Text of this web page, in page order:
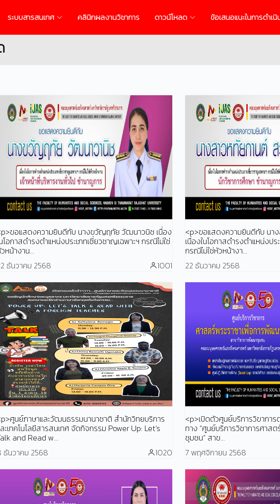
ระบบสารสนเทศ คลินิกผลงานวิชาการ ดาวน์โหลด ข้อเสนอแนะในการดำเ
ขอแสดงความยินดีกับ นางขวัญฤทัย วัฒนาวนิช เนื่อง
โอกาสดำรงตำแหน่งประเภทเชี่ยวชาญเฉพาะฯ กรณีไม่ใช่
หน้างาน...
ธันวาคม 2568
1001
<p>ขอแสดงความยินดีกับ นา
เนื่องในโอกาสดำรงตำแหน่งปร
กรณีไม่ใช่หัวหน้างา...
22 ธันวาคม 2568
ศูนย์ภาษาและวัฒนธรรมนานาชาติ สำนักวิทยบริการ
ะเทคโนโลยีสารสนเทศ จัดกิจกรรม Power Up: Let’s
and Read w...
ธันวาคม 2568
1020
<p>เปิดตัวศูนย์บริการวิขากา
ทาง "ศูนย์บริการวิชาการศาส
ชุมชน" สาข...
7 พฤศจิกายน 2568